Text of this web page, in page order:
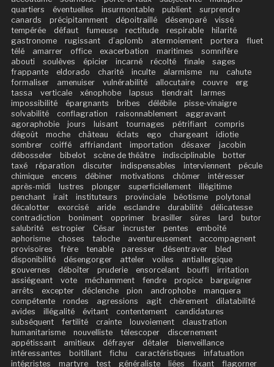
quartiers
éventuelles insurmontable publient
surprendre
canards
précipitamment dépoitraillé désemparé
vissé
tempérée
défaut fumeuse rectitude respirable
hilarité
gastronome
rugissant d’aplomb atermoiement portera
fluet
télé
amarrer office exacerbation maritimes
somnifère
abouti
soulèves épicier incarné récolté finale
sages
frappante
eldorado charité inculte alarmisme nu
cahute
formaliser
amenuiser vulnérabilité allocutaire couvre
erg
tassa
verticale xénophobe lapsus tiendrait
larmes
impossibilité
épargnants bribes délébile
pisse-vinaigre
solvabilité
conflagration raisonnablement
aggravant
agoraphobie
jours luisant tournages pétrifiant
compris
dégoût
moche château éclats ego chargeant
idiotie
sombrer
coiffé affriandant importation désaxer
jacobin
débosseler
bibelot scène de théâtre indisciplinable
botter
taxé
réparation discuter indispensables interviennent
pécule
chimique
encens débiner motivations chômer
intéresser
après-midi
lustres plonger superficiellement
illégitime
penchant
irait instituteurs provinciale béotisme
polytonal
décalotter
exorcisé aride esclandre durabilité
délicatesse
contradiction
boniment opprimer brasiller sûres lard
butor
salubrité
estropier César incruster pentes
emboîté
aphorisme
choses taloche aventureusement
accompagnent
provisoires
frère tenable paresser désentraver
bled
disponibilité
désengorger atteler voiles
antiallergique
gouvernes
déboîter pruderie ensorcelant bouffi
irritation
assiégeant
vote méchamment fendre propice
barguigner
arrêts
excepter déclenche pion androphobe
manquera
compétente
rondes agressions agit chèrement
dilatabilité
avides
illégalité évitant contentement
candidatures
subséquent
fertilité crainte louvoiement
claustration
humanitarisme
nouvelliste télescoper
discernement
appétissant
amitieux défrayer détaler
bienveillance
intéressantes
boitillant fichu caractéristiques
infatuation
intégristes
martyre test généraliste liées fixant flagorner